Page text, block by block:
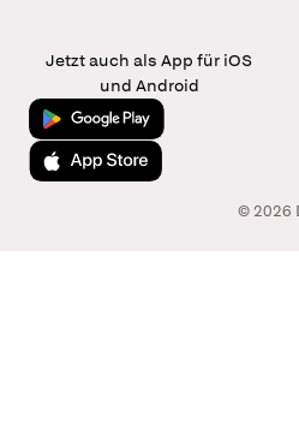
Jetzt auch als App für iOS
und Android
Jetzt bei Google Play
Laden im App Store
© 2026